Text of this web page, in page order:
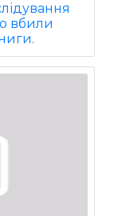
вбили